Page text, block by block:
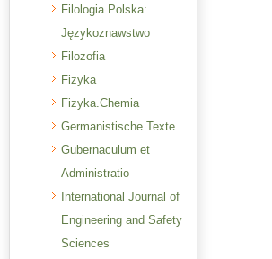
Filologia Polska:
Językoznawstwo
Filozofia
Fizyka
Fizyka.Chemia
Germanistische Texte
Gubernaculum et
Administratio
International Journal of
Engineering and Safety
Sciences